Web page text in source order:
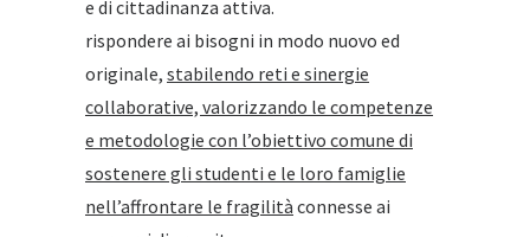
e di cittadinanza attiva.
rispondere ai bisogni in modo nuovo ed
originale, stabilendo reti e sinergie
collaborative, valorizzando le competenze
e metodologie con l’obiettivo comune di
sostenere gli studenti e le loro famiglie
nell’affrontare le fragilità connesse ai